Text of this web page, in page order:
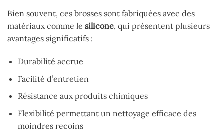
Bien souvent, ces brosses sont fabriquées avec des
matériaux comme le silicone, qui présentent plusieurs
avantages significatifs :
Durabilité accrue
Facilité d’entretien
Résistance aux produits chimiques
Flexibilité permettant un nettoyage efficace des
moindres recoins